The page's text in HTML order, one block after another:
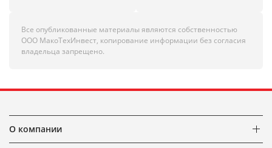
Все опубликованные материалы являются собственностью
ООО МакоТехИнвест, копирование информации без согласия
владельца запрещено.
О компании